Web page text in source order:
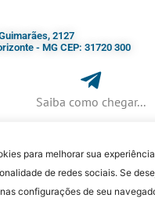
para melhorar sua
de redes sociais. Se
configurações de seu
2127
- MG CEP: 31720 300
Saiba como chegar...
+ 55 (31) 3115-